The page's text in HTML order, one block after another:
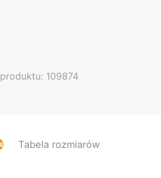
chosen
109874
Tabela rozmiarów